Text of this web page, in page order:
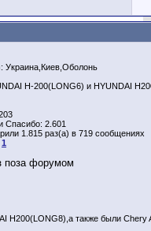
: Украина,Киев,Оболонь
H-200(LONG6) и HYUNDAI
Спасибо: 2.601
1.815 раз(а) в 719 сообщениях
1
H200(LONG8),а также были Chery